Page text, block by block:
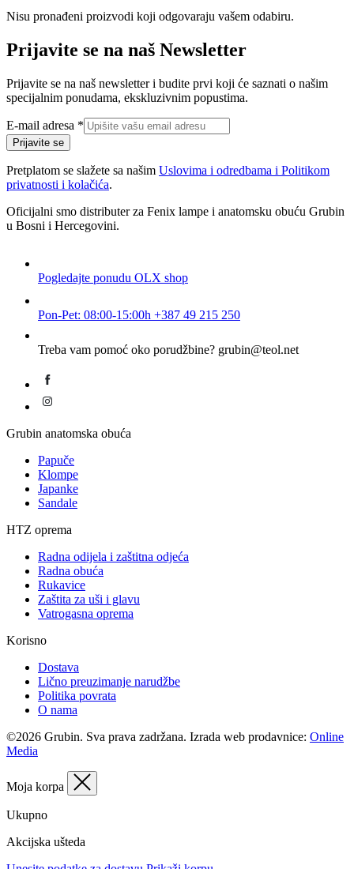
Nisu pronađeni proizvodi koji odgovaraju vašem odabiru.
Prijavite se na naš Newsletter
Prijavite se na naš newsletter i budite prvi koji će saznati o našim
specijalnim ponudama, ekskluzivnim popustima.
adresa
E-
mail
E-mail adresa *
Prijavite se
Pretplatom se slažete sa našim Uslovima i odredbama i Politikom
privatnosti i kolačića.
Oficijalni smo distributer za Fenix lampe i anatomsku obuću Grubin
u Bosni i Hercegovini.
Pogledajte ponudu OLX shop
Pon-Pet: 08:00-15:00h +387 49 215 250
Treba vam pomoć oko porudžbine? grubin@teol.net
Grubin anatomska obuća
Papuče
Klompe
Japanke
Sandale
HTZ oprema
Radna odijela i zaštitna odjeća
Radna obuća
Rukavice
Zaštita za uši i glavu
Vatrogasna oprema
Korisno
Dostava
Lično preuzimanje narudžbe
Politika povrata
O nama
©2026 Grubin. Sva prava zadržana. Izrada web prodavnice: Online
Media
Moja korpa
Ukupno
Akcijska ušteda